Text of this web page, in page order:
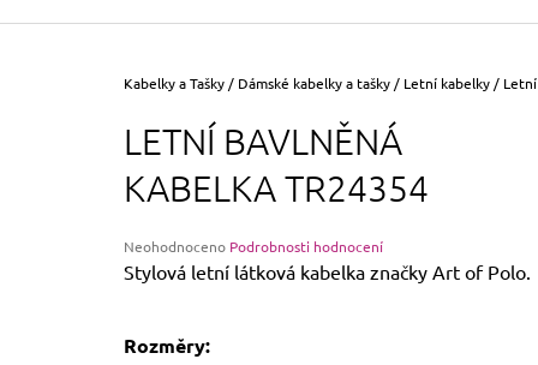
Domů
Kabelky a Tašky / Dámské kabelky a tašky / Letní kabelky /
LETNÍ BAVLNĚNÁ
KABELKA TR24354
Průměrné
hodnocení
produktu
z
Neohodnoceno Podrobnosti hodnocení
Stylová letní látková kabelka značky Art of Polo.
Rozměry: